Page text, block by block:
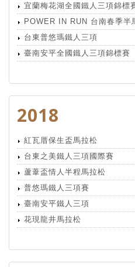
宜蘭梅花湖全國鐵人三項錦標
POWER IN RUN 台南春季半
台東普悠瑪鐵人三項
臺南安平全國鐵人三項錦標賽
2018
紅瓦厝保生盃馬拉松
台東之美鐵人三項國際賽
蘆葦盃情人半程馬拉松
普悠瑪鐵人三項賽
臺南安平鐵人三項
花現龍井馬拉松